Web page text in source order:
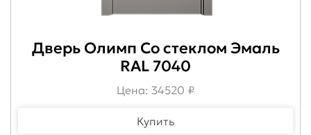
Дверь Олимп Со стеклом Эмаль
RAL 7040
Цена: 34520 ₽
Купить